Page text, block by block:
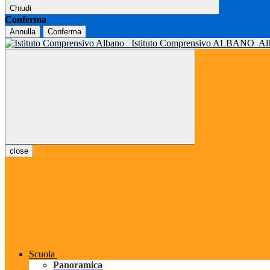
Chiudi
Conferma
Annulla Conferma
Istituto Comprensivo ALBANO
close
Scuola
Panoramica